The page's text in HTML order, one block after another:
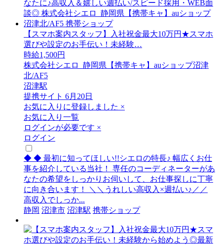
【スマホ案内スタッフ】入社祝金最大10万円★スマホ
選びや設定のお手伝い！未経験…
時給1,500円
株式会社シエロ_静岡県【携帯キャ】auショップ沼津
北/AF5
沼津駅
提携サイト 6月20日
お気に入りに登録しました ×
お気に入り一覧
ログインが必要です ×
ログイン
◆ ◆ 最初に知ってほしい!!シエロの特長♪ 幅広くお仕
事を紹介している当社！ 専任のコーディネーターがあ
なたの希望をしっかりお伺いして、お仕事探しに丁寧
に向き合います！ ＼＼うれしい高収入×週払い♪／／
高収入でしっか...
静岡 沼津市 沼津駅 携帯ショップ